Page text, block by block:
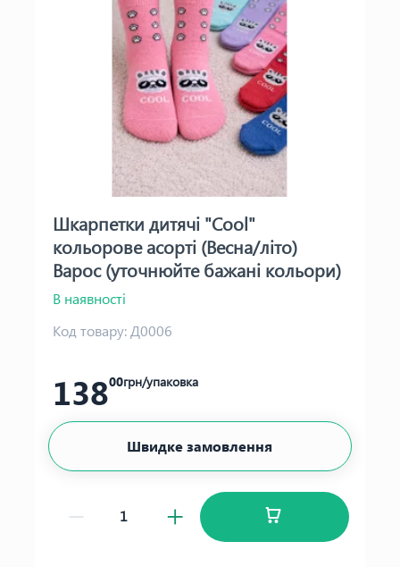
Шкарпетки дитячі "Cool"
кольорове асорті (Весна/літо)
Варос (уточнюйте бажані кольори)
В наявності
Код товару:Д0006
13800грн/упаковка
Швидке замовлення